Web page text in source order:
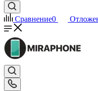
Сравнение0